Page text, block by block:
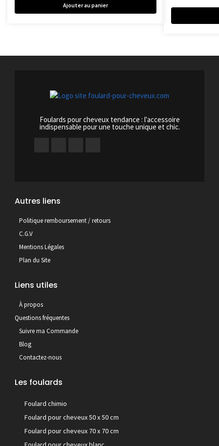
Ajouter au panier
Foulards pour cheveux tendance : l'accessoire
indispensable pour une touche unique et chic.
Autres liens
Politique remboursement / retours
C.G.V
Mentions Légales
Plan du Site
Liens utiles
À propos
Questions fréquentes
Suivre ma Commande
Blog
Contactez-nous
Les foulards
Foulard chimio
Foulard pour cheveux 50 x 50 cm
Foulard pour cheveux 70 x 70 cm